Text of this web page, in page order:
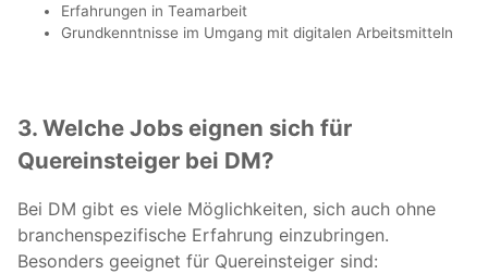
Erfahrungen in Teamarbeit
Grundkenntnisse im Umgang mit digitalen Arbeitsmitteln
3. Welche Jobs eignen sich für
Quereinsteiger bei DM?
Bei DM gibt es viele Möglichkeiten, sich auch ohne
branchenspezifische Erfahrung einzubringen.
Besonders geeignet für Quereinsteiger sind: